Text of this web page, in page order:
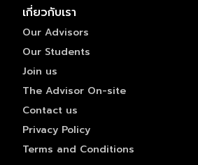
เกี่ยวกับเรา
Our Advisors
Our Students
Join us
The Advisor On-site
Contact us
Privacy Policy
Terms and Conditions